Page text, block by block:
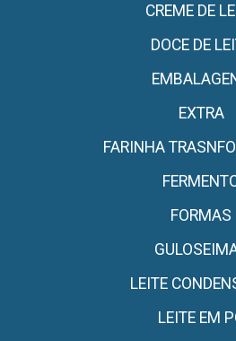
CREME DE
DOCE DE
EXTRA
FARINHA
FORMAS
LEITE
LEITE EM